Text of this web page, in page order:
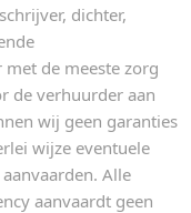
dichter,
de meeste zorg
de verhuurder aan
wij geen garanties
wijze eventuele
Alle
aanvaardt geen